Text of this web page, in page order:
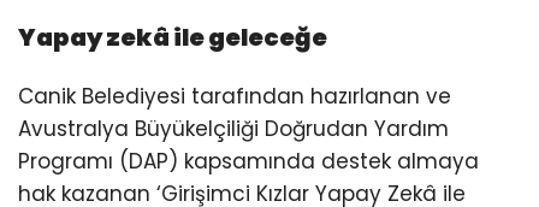
Yapay zekâ ile geleceğe
Canik Belediyesi tarafından hazırlanan ve
Avustralya Büyükelçiliği Doğrudan Yardım
Programı (DAP) kapsamında destek almaya
hak kazanan ‘Girişimci Kızlar Yapay Zekâ ile